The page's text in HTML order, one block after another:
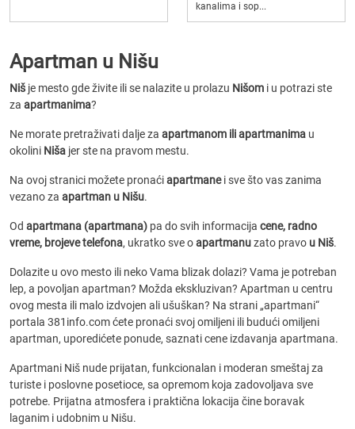
kanalima i sop...
Apartman u Nišu
Niš je mesto gde živite ili se nalazite u prolazu Nišom i u potrazi ste
za apartmanima?
Ne morate pretraživati dalje za apartmanom ili apartmanima u
okolini Niša jer ste na pravom mestu.
Na ovoj stranici možete pronaćiapartmanei sve što vas zanima
vezano za apartman u Nišu.
Od apartmana (apartmana) pa do svih informacija cene, radno
vreme, brojeve telefona, ukratko sve oapartmanuzato pravo u Niš.
Dolazite u ovo mesto ili neko Vama blizak dolazi? Vama je potreban
lep, a povoljan apartman? Možda ekskluzivan? Apartman u centru
ovog mesta ili malo izdvojen ali ušuškan? Na strani „apartmani“
portala 381info.com ćete pronaći svoj omiljeni ili budući omiljeni
apartman, uporedićete ponude, saznati cene izdavanja apartmana.
Apartmani Niš nude prijatan, funkcionalan i moderan smeštaj za
turiste i poslovne posetioce, sa opremom koja zadovoljava sve
potrebe. Prijatna atmosfera i praktična lokacija čine boravak
laganim i udobnim u Nišu.